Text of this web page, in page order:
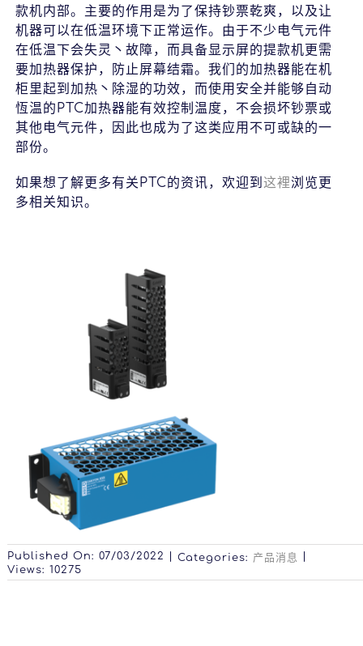
款机内部。主要的作用是为了保持钞票乾爽，以及让
机器可以在低温环境下正常运作。由于不少电气元件
在低温下会失灵丶故障，而具备显示屏的提款机更需
要加热器保护，防止屏幕结霜。我们的加热器能在机
柜里起到加热丶除湿的功效，而使用安全并能够自动
恆温的PTC加热器能有效控制温度，不会损坏钞票或
其他电气元件，因此也成为了这类应用不可或缺的一
部份。
如果想了解更多有关PTC的资讯，欢迎到 这裡浏览更
多相关知识。
Published On: 07/03/2022 Categories: 产品消息
Views: 10275